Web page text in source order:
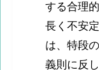
する合理
長く不安
は、特段
義則に反